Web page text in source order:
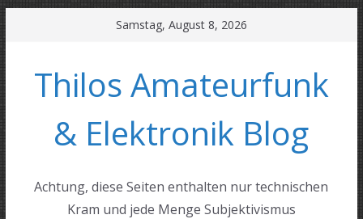
Inhalt
springen
Samstag, August 8, 2026
Thilos Amateurfunk
& Elektronik Blog
Achtung, diese Seiten enthalten nur technischen
Kram und jede Menge Subjektivismus